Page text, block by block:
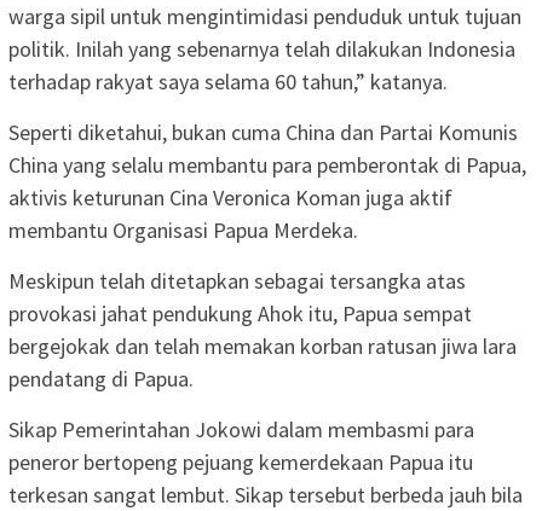
warga sipil untuk mengintimidasi penduduk untuk tujuan
politik. Inilah yang sebenarnya telah dilakukan Indonesia
terhadap rakyat saya selama 60 tahun,” katanya.
Seperti diketahui, bukan cuma China dan Partai Komunis
China yang selalu membantu para pemberontak di Papua,
aktivis keturunan Cina Veronica Koman juga aktif
membantu Organisasi Papua Merdeka.
Meskipun telah ditetapkan sebagai tersangka atas
provokasi jahat pendukung Ahok itu, Papua sempat
bergejokak dan telah memakan korban ratusan jiwa lara
pendatang di Papua.
Sikap Pemerintahan Jokowi dalam membasmi para
peneror bertopeng pejuang kemerdekaan Papua itu
terkesan sangat lembut. Sikap tersebut berbeda jauh bila